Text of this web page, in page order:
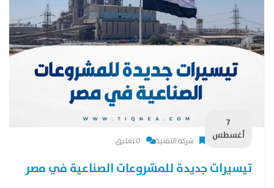
7
أغسطس
شركة التقنية 0 تعليق
تيسيرات جديدة للمشروعات الصناعية في مصر